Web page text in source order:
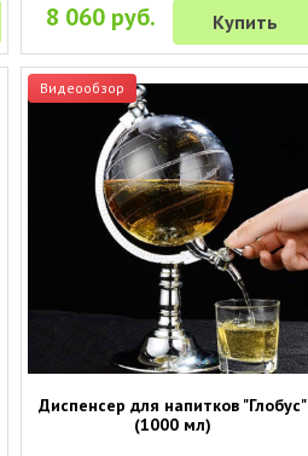
8 060 руб. Купить
Видеообзор
Диспенсер для напитков "Глобус"
(1000 мл)